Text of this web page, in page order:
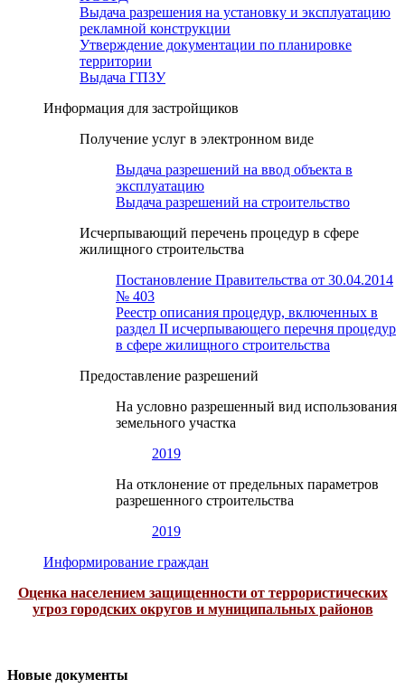
Выдача разрешения на установку и эксплуатацию
рекламной конструкции
Утверждение документации по планировке
территории
Выдача ГПЗУ
Информация для застройщиков
Получение услуг в электронном виде
Выдача разрешений на ввод объекта в
эксплуатацию
Выдача разрешений на строительство
Исчерпывающий перечень процедур в сфере
жилищного строительства
Постановление Правительства от 30.04.2014
№ 403
Реестр описания процедур, включенных в
раздел II исчерпывающего перечня процедур
в сфере жилищного строительства
Предоставление разрешений
На условно разрешенный вид использования
земельного участка
2019
На отклонение от предельных параметров
разрешенного строительства
2019
Информирование граждан
Оценка населением защищенности от террористических
угроз городских округов и муниципальных районов
Новые документы